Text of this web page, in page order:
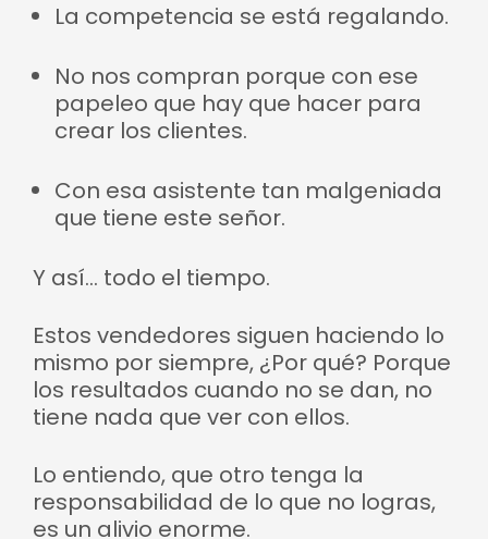
La competencia se está regalando.
No nos compran porque con ese
papeleo que hay que hacer para
crear los clientes.
Con esa asistente tan malgeniada
que tiene este señor.
Y así… todo el tiempo.
Estos vendedores siguen haciendo lo
mismo por siempre, ¿Por qué? Porque
los resultados cuando no se dan, no
tiene nada que ver con ellos.
Lo entiendo, que otro tenga la
responsabilidad de lo que no logras,
es un alivio enorme.